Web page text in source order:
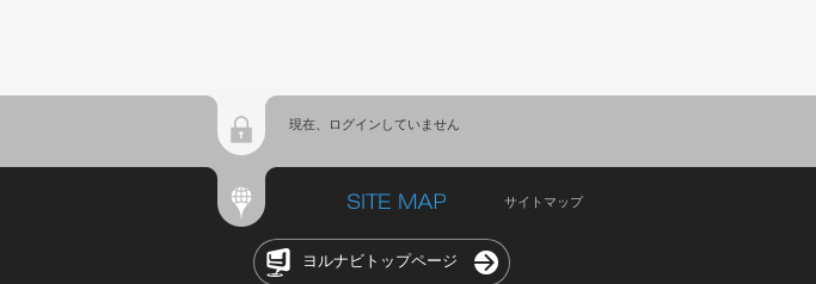
現在、ログインしていません
サイトマップ
ヨルナビトップページ